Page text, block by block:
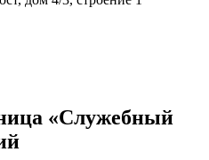
«Служебный